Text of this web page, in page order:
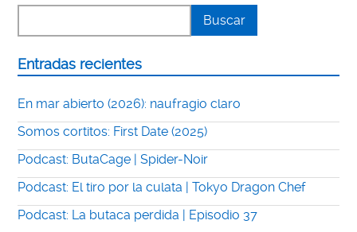
Entradas recientes
En mar abierto (2026): naufragio claro
Somos cortitos: First Date (2025)
Podcast: ButaCage | Spider-Noir
Podcast: El tiro por la culata | Tokyo Dragon Chef
Podcast: La butaca perdida | Episodio 37